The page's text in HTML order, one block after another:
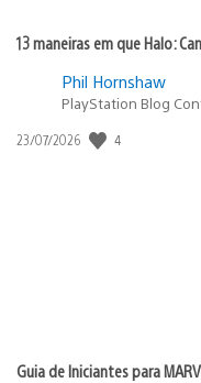
13 maneiras em que Halo:
Phil Hornshaw
PlayStation Blog
Data
23/07/2026 4
Guia de Iniciantes para